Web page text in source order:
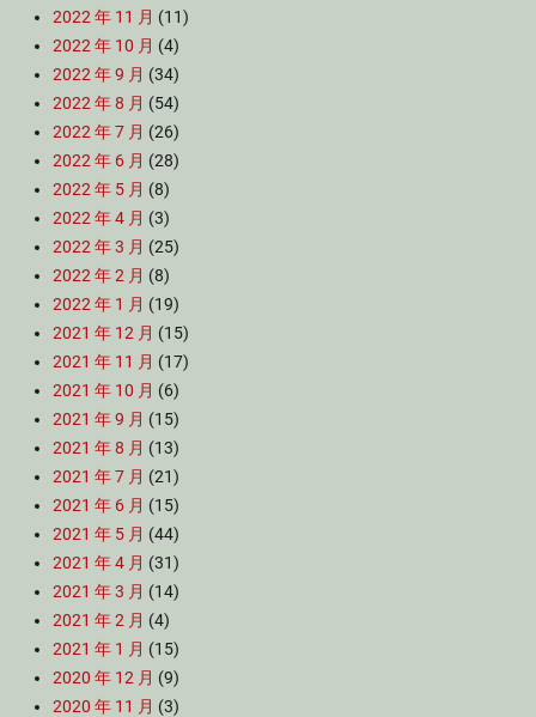
2022 年 11 月 (11)
2022 年 10 月 (4)
2022 年 9 月 (34)
2022 年 8 月 (54)
2022 年 7 月 (26)
2022 年 6 月 (28)
2022 年 5 月 (8)
2022 年 4 月 (3)
2022 年 3 月 (25)
2022 年 2 月 (8)
2022 年 1 月 (19)
2021 年 12 月 (15)
2021 年 11 月 (17)
2021 年 10 月 (6)
2021 年 9 月 (15)
2021 年 8 月 (13)
2021 年 7 月 (21)
2021 年 6 月 (15)
2021 年 5 月 (44)
2021 年 4 月 (31)
2021 年 3 月 (14)
2021 年 2 月 (4)
2021 年 1 月 (15)
2020 年 12 月 (9)
2020 年 11 月 (3)